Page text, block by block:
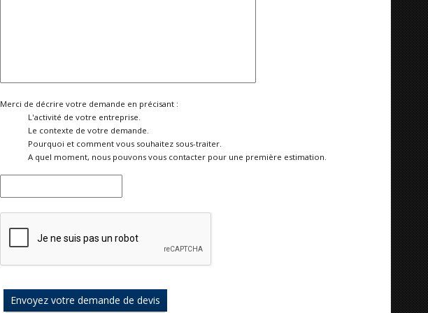
Merci de décrire votre demande en précisant :
L'activité de votre entreprise.
Le contexte de votre demande.
Pourquoi et comment vous souhaitez sous-traiter.
A quel moment, nous pouvons vous contacter pour une première estimation.